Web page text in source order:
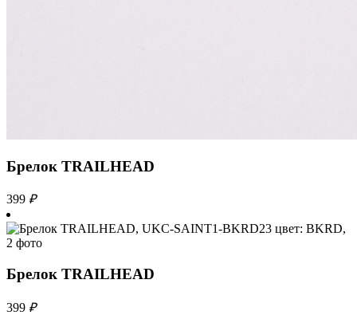
Брелок TRAILHEAD
399 ₽
Брелок TRAILHEAD
399 ₽